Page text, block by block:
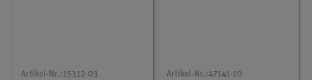
Artikel-Nr.:15312-03 Artikel-Nr.:47141-10